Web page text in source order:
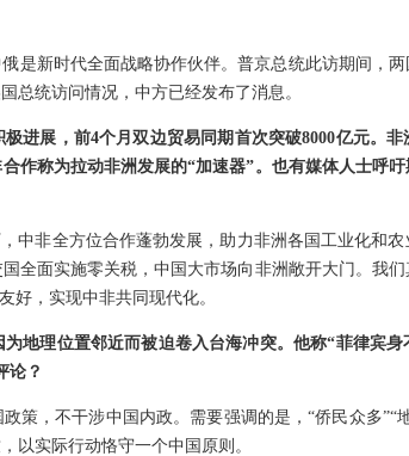
是新时代全面战略协作伙伴。普京总统此访期间，
总统访问情况，中方已经发布了消息。
进展，前4个月双边贸易同期首次突破8000亿元。
作称为拉动非洲发展的“加速器”。也有媒体人士呼
中非全方位合作蓬勃发展，助力非洲各国工业化和
全面实施零关税，中国大市场向非洲敞开大门。我
好，实现中非共同现代化。
地理位置邻近而被迫卷入台海冲突。他称“菲律宾
论？
策，不干涉中国内政。需要强调的是，“侨民众多”“
以实际行动恪守一个中国原则。